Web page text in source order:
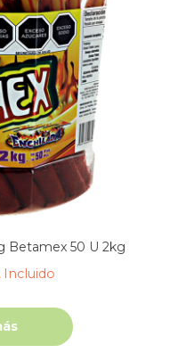
Betamex 50 U 2kg
Incluido